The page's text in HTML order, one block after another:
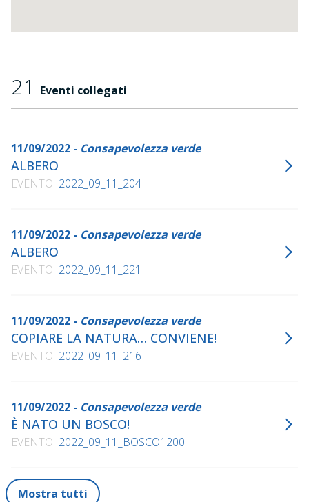
21 Eventi collegati
11/09/2022 - Consapevolezza verde
ALBERO
EVENTO 2022_09_11_204
11/09/2022 - Consapevolezza verde
ALBERO
EVENTO 2022_09_11_221
11/09/2022 - Consapevolezza verde
COPIARE LA NATURA… CONVIENE!
EVENTO 2022_09_11_216
11/09/2022 - Consapevolezza verde
È NATO UN BOSCO!
EVENTO 2022_09_11_BOSCO1200
Mostra tutti